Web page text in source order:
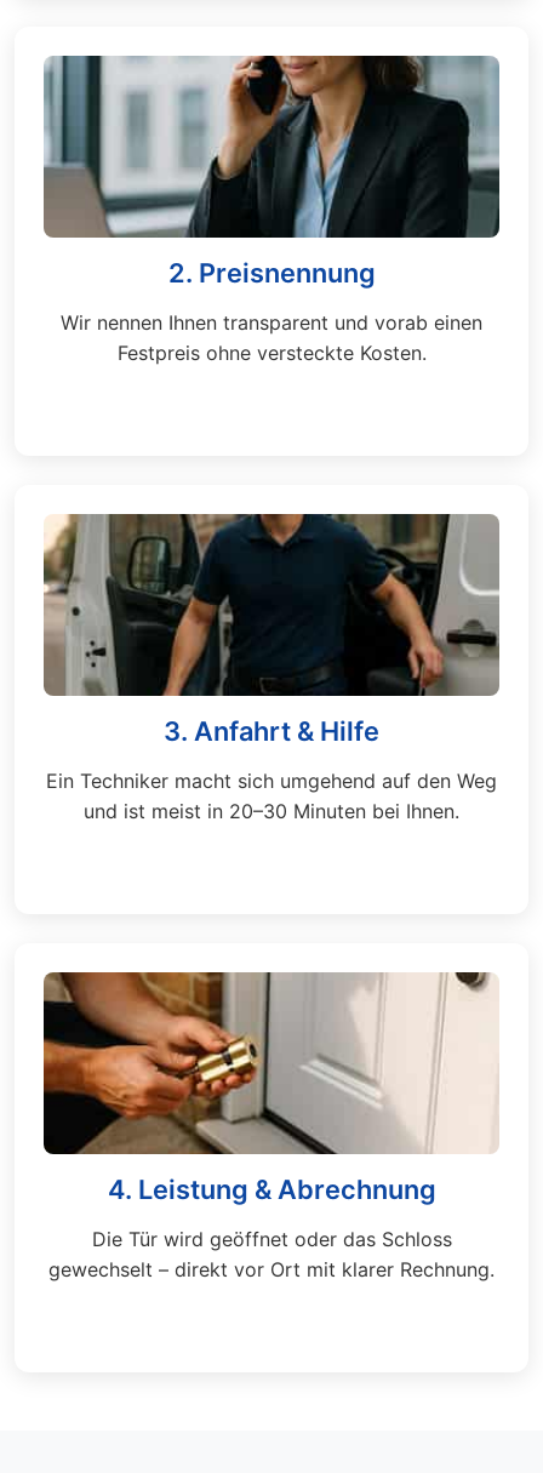
2. Preisnennung
Wir nennen Ihnen transparent und vorab einen
Festpreis ohne versteckte Kosten.
3. Anfahrt & Hilfe
Ein Techniker macht sich umgehend auf den Weg
und ist meist in 20–30 Minuten bei Ihnen.
4. Leistung & Abrechnung
Die Tür wird geöffnet oder das Schloss
gewechselt – direkt vor Ort mit klarer Rechnung.